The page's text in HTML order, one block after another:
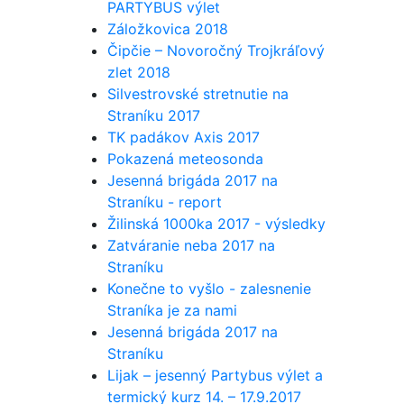
PARTYBUS výlet
Záložkovica 2018
Čipčie – Novoročný Trojkráľový
zlet 2018
Silvestrovské stretnutie na
Straníku 2017
TK padákov Axis 2017
Pokazená meteosonda
Jesenná brigáda 2017 na
Straníku - report
Žilinská 1000ka 2017 - výsledky
Zatváranie neba 2017 na
Straníku
Konečne to vyšlo - zalesnenie
Straníka je za nami
Jesenná brigáda 2017 na
Straníku
Lijak – jesenný Partybus výlet a
termický kurz 14. – 17.9.2017